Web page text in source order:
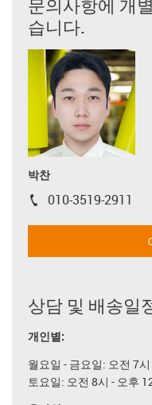
문의사항에 개
습니다.
박찬
igus-icon-phone
010-3519-2911
상담 및 배송일
개인별:
월요일 - 금요일: 오전 7
토요일: 오전 8시 - 오후